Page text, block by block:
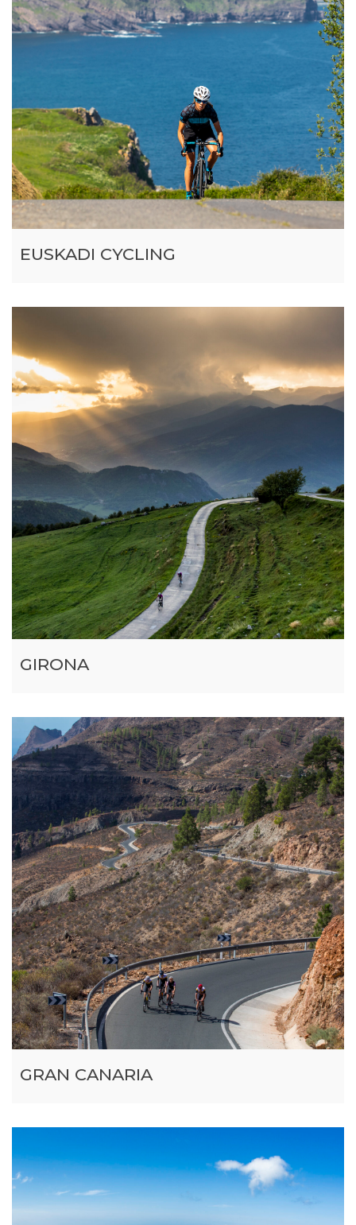
EUSKADI CYCLING
GIRONA
GRAN CANARIA